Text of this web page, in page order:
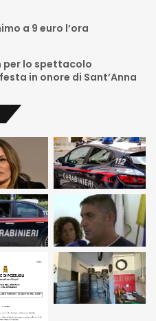
a 9 euro l’ora
per lo spettacolo
in onore di Sant’Anna